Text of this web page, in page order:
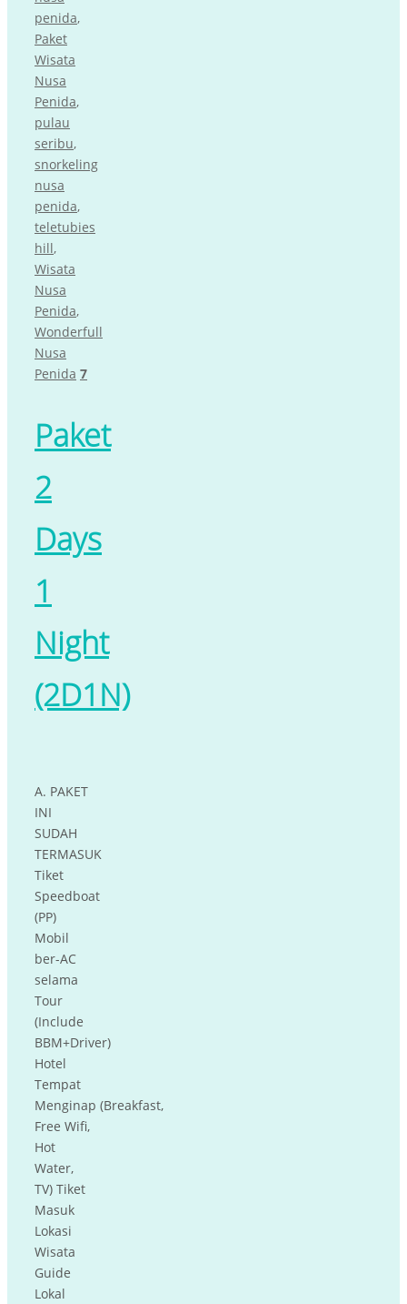
penida,
Paket
Wisata
Nusa
Penida,
pulau
seribu,
snorkeling
nusa
penida,
teletubies
hill,
Wisata
Nusa
Penida,
Wonderfull
Nusa
Penida 7
Paket
2
Days
1
Night
(2D1N)
A. PAKET
INI
SUDAH
TERMASUK
Tiket
Speedboat
(PP)
Mobil
ber-AC
selama
Tour
(Include
BBM+Driver)
Hotel
Tempat
Menginap (Breakfast,
Free Wifi,
Hot
Water,
TV) Tiket
Masuk
Lokasi
Wisata
Guide
Lokal